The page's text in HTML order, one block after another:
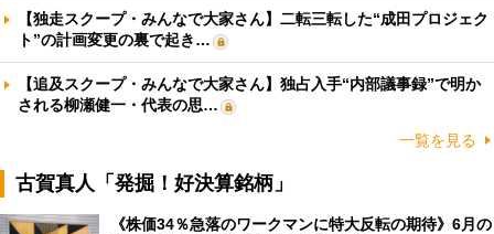
【独走スクープ・みんなで大家さん】二転三転した“成田プロジェク
ト”の計画変更の裏で起き…
【追及スクープ・みんなで大家さん】独占入手“内部議事録”で明か
される柳瀬健一・代表の思…
一覧を見る
古賀真人「発掘！好決算銘柄」
《株価34％急落のワークマンに特大反転の期待》6月の